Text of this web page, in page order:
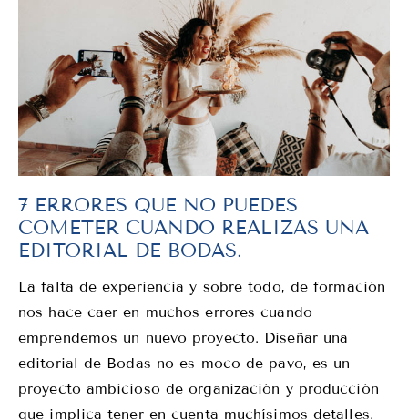
7 ERRORES QUE NO PUEDES
COMETER CUANDO REALIZAS UNA
EDITORIAL DE BODAS.
La falta de experiencia y sobre todo, de formación
nos hace caer en muchos errores cuando
emprendemos un nuevo proyecto. Diseñar una
editorial de Bodas no es moco de pavo, es un
proyecto ambicioso de organización y producción
que implica tener en cuenta muchísimos detalles.